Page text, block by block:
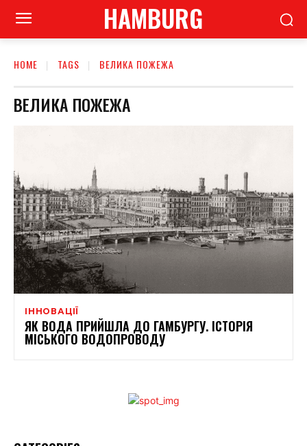
HAMBURG
HOME TAGS ВЕЛИКА ПОЖЕЖА
ВЕЛИКА ПОЖЕЖА
ІННОВАЦІЇ
ЯК ВОДА ПРИЙШЛА ДО ГАМБУРГУ. ІСТОРІЯ
МІСЬКОГО ВОДОПРОВОДУ